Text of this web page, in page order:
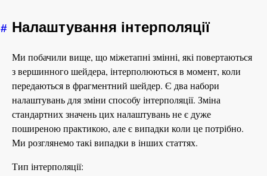
# Налаштування інтерполяції
Ми побачили вище, що міжетапні змінні, які повертаються
з вершинного шейдера, інтерполюються в момент, коли
передаються в фрагментний шейдер. Є два набори
налаштувань для зміни способу інтерполяції. Зміна
стандартних значень цих налаштувань не є дуже
поширеною практикою, але є випадки коли це потрібно.
Ми розглянемо такі випадки в інших статтях.
Тип інтерполяції: